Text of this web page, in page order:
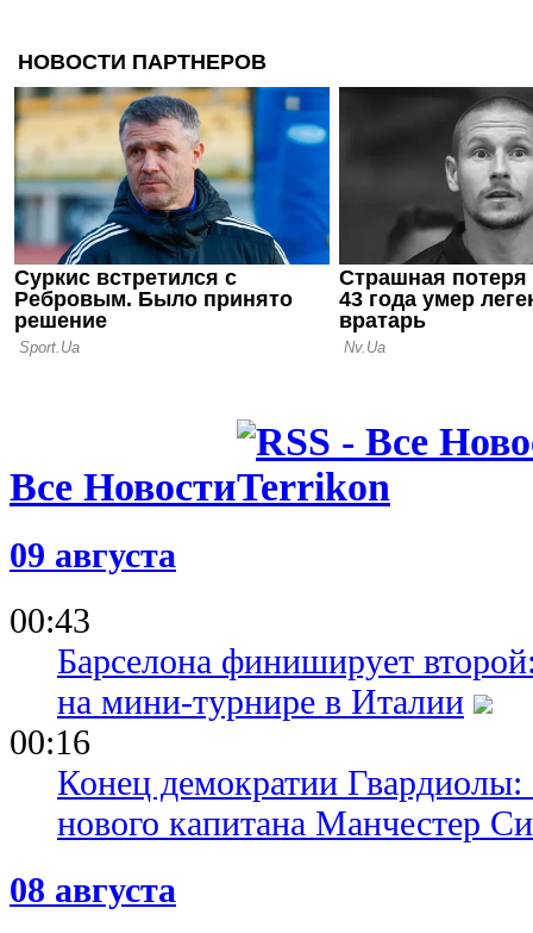
Испания
вместе с
05.08.26 23:40
ФИФА
о финале
Марокко
Все Новости
09 августа
00:43
Барселона финиширует
на мини-турнире в Италии
00:16
Конец демократии
нового капитана Манчестер
08 августа